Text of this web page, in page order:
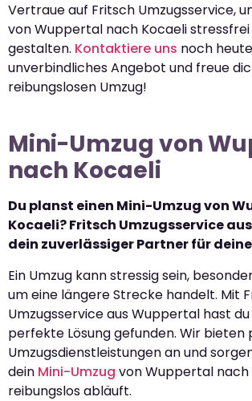
Vertraue auf Fritsch Umzugsservice,
von Wuppertal nach Kocaeli stressfrei
gestalten. Kontaktiere uns noch
unverbindliches Angebot und freue
reibungslosen Umzug!
Mini-Umzug von
nach Kocaeli
Du planst einen Mini-Umzug von
Kocaeli? Fritsch Umzugsservice
dein zuverlässiger Partner für
Ein Umzug kann stressig sein,
um eine längere Strecke handelt. Mit
Umzugsservice aus Wuppertal hast
perfekte Lösung gefunden. Wir bieten
Umzugsdienstleistungen an und
dein Mini-Umzug von Wuppertal nach
reibungslos abläuft.